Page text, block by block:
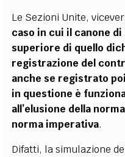
Le Sezioni Unite,
caso in cui il canone
superiore di quello
registrazione del
anche se registrato
in questione è
all’elusione della
norma imperativa.
Difatti, la simulazione